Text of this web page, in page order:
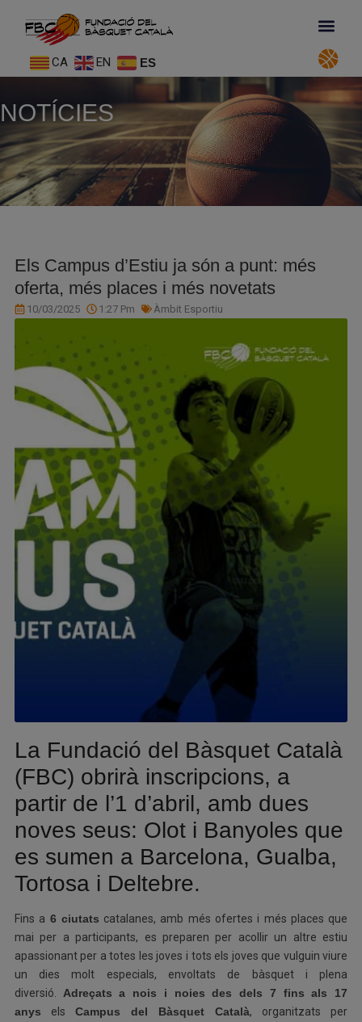
CA EN ES
NOTÍCIES
Els Campus d’Estiu ja són a punt: més
oferta, més places i més novetats
10/03/2025 1:27 Pm Àmbit Esportiu
La Fundació del Bàsquet Català
(FBC) obrirà inscripcions, a
partir de l’1 d’abril, amb dues
noves seus: Olot i Banyoles que
es sumen a Barcelona, Gualba,
Tortosa i Deltebre.
Fins a 6 ciutats catalanes, amb més ofertes i més places que
mai per a participants, es preparen per acollir un altre estiu
apassionant per a totes les joves i tots els joves que vulguin viure
un dies molt especials, envoltats de bàsquet i plena
diversió. Adreçats a nois i noies des dels 7 fins als 17
anys els Campus del Bàsquet Català, organitzats per